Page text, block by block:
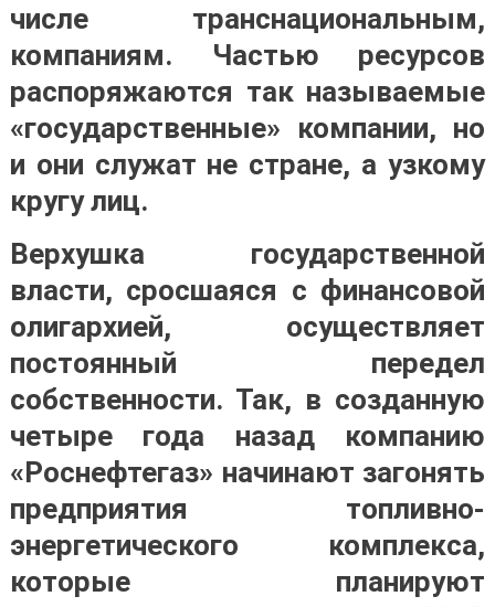
числе транснациональным,
компаниям. Частью ресурсов
распоряжаются так называемые
«государственные» компании, но
и они служат не стране, а узкому
кругу лиц.
Верхушка государственной
власти, сросшаяся с финансовой
олигархией, осуществляет
постоянный передел
собственности. Так, в созданную
четыре года назад компанию
«Роснефтегаз» начинают загонять
предприятия топливно-
энергетического комплекса,
которые планируют